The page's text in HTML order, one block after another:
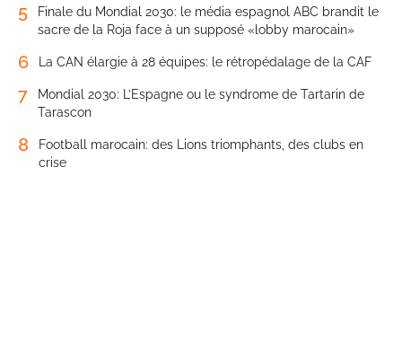
5
Finale du Mondial 2030: le média espagnol ABC brandit le
sacre de la Roja face à un supposé «lobby marocain»
6 La CAN élargie à 28 équipes: le rétropédalage de la CAF
7
Mondial 2030: L’Espagne ou le syndrome de Tartarin de
Tarascon
8
Football marocain: des Lions triomphants, des clubs en
crise